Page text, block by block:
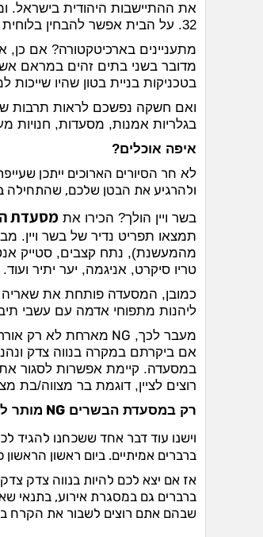
את ההתיישבות היהודית בישראל.
32. על הבית אפשר להבחין בלוחית שנועדה לציין את המקום.
מתעניינים בארכיטקטורה? אם כן,
מדובר בשני בתים זהים במראם
בטכניקות בניית בטון שהיו
ואם חשקה נפשכם לראות תרבות של
בגלריות אמנות, מסעדות, חנויות
איפה אוכלים?
לא חר הסיורים הארוכים ייתכן
ולהרגיע את הבטן שלכם, שהתחילה
בשר ויין הולך? הכירו את מסעדת
תמצאו תפריט נדיר של בשר ויין.
מהמעשנת), נתח קצבים, סטייק
טריו סיקרט, אניגמה, יער יתיר
כמובן, המסעדה פותחת את שאריה
ליהנות מתפוחי אדמה עם עשבי
מעבר לכך, NG מארחת לא רק
אם ביקרתם במקרה בנווה צדק
רוצים לציין, דוגמת בר מצווה/בת
רק במסעדת הבשרים NG מותר
וישנו עוד דבר אחד ששכחנו להגיד
ברברים אמיתיים. ביום ראשון
אז אם יצא לכם להיות בנווה צדק
שבהם אתם רוצים לשבור את הקרח